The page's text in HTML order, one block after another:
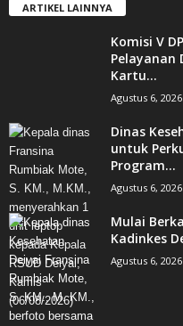
ARTIKEL LAINNYA
Komisi V
Pelayanan
Kartu...
Agustus 6, 2026
Dinas
untuk
Program...
Agustus 6, 2026
Mulai
Kadinkes
Agustus 6, 2026